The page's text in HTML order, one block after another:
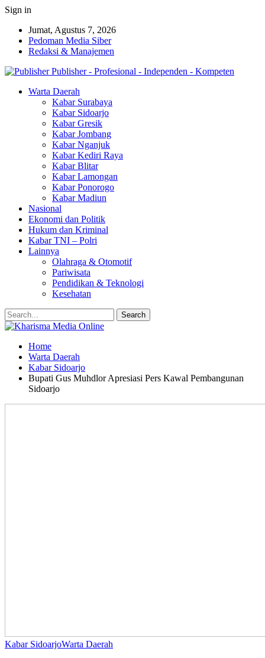
Sign in
Jumat, Agustus 7, 2026
Pedoman Media Siber
Redaksi & Manajemen
Publisher - Profesional - Independen - Kompeten
Warta Daerah
Kabar Surabaya
Kabar Sidoarjo
Kabar Gresik
Kabar Jombang
Kabar Nganjuk
Kabar Kediri Raya
Kabar Blitar
Kabar Lamongan
Kabar Ponorogo
Kabar Madiun
Nasional
Ekonomi dan Politik
Hukum dan Kriminal
Kabar TNI – Polri
Lainnya
Olahraga & Otomotif
Pariwisata
Pendidikan & Teknologi
Kesehatan
Home
Warta Daerah
Kabar Sidoarjo
Bupati Gus Muhdlor Apresiasi Pers Kawal Pembangunan
Sidoarjo
Kabar SidoarjoWarta Daerah